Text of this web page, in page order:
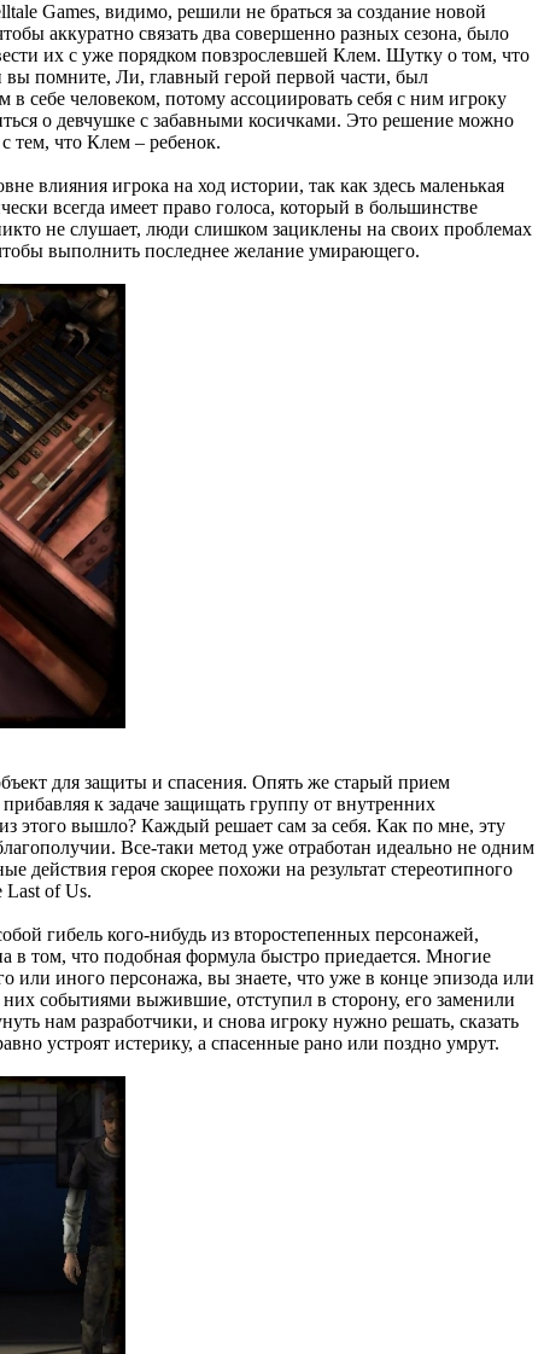
Games, видимо, решили не браться за создание новой
аккуратно связать два совершенно разных сезона, было
их с уже порядком повзрослевшей Клем. Шутку о том, что
вы помните, Ли, главный герой первой части, был
человеком, потому ассоциировать себя с ним игроку
о девчушке с забавными косичками. Это решение можно
тем, что Клем – ребенок.
влияния игрока на ход истории, так как здесь маленькая
всегда имеет право голоса, который в большинстве
не слушает, люди слишком зациклены на своих проблемах
выполнить последнее желание умирающего.
для защиты и спасения. Опять же старый прием
к задаче защищать группу от внутренних
этого вышло? Каждый решает сам за себя. Как по мне, эту
Все-таки метод уже отработан идеально не одним
героя скорее похожи на результат стереотипного
Last of Us.
гибель кого-нибудь из второстепенных персонажей,
том, что подобная формула быстро приедается. Многие
или иного персонажа, вы знаете, что уже в конце эпизода или
событиями выжившие, отступил в сторону, его заменили
нам разработчики, и снова игроку нужно решать, сказать
устроят истерику, а спасенные рано или поздно умрут.